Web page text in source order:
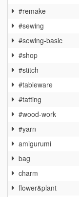
#remake
#sewing
#sewing-basic
#shop
#stitch
#tableware
#tatting
#wood-work
#yarn
amigurumi
bag
charm
flower&plant